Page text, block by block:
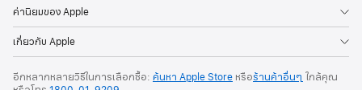
ค่านิยมของ Apple
เกี่ยวกับ Apple
อีกหลากหลายวิธีในการเลือกซื้อ: ค้นหา Apple Store หรือร้านค้าอื่นๆ ใกล้คุณ